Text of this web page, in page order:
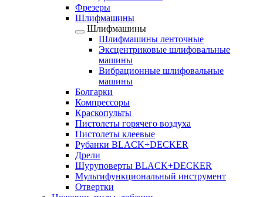
Фрезеры
Шлифмашины
Шлифмашины
Шлифмашины ленточные
Эксцентриковые шлифовальные
машины
Вибрационные шлифовальные
машины
Болгарки
Компрессоры
Краскопульты
Пистолеты горячего воздуха
Пистолеты клеевые
Рубанки BLACK+DECKER
Дрели
Шуруповерты BLACK+DECKER
Мультифункциональный инструмент
Отвертки